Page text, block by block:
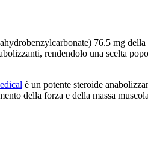
76.5 mg
rendendolo una scelta
è un potente steroide
della forza e della massa